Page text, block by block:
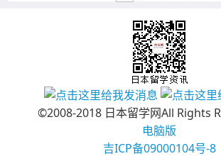
©2008-2018 日本留学网All Rights
电脑版
吉ICP备09000104号-8